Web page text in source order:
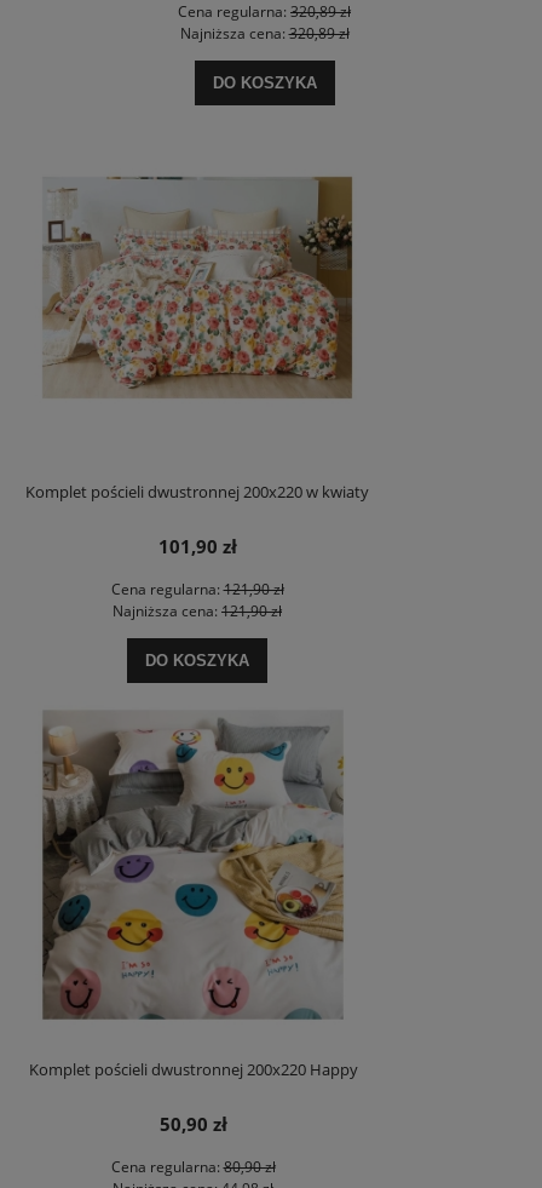
Cena regularna: 320,89 zł
Najniższa cena:320,89 zł
DO KOSZYKA
Komplet pościeli dwustronnej 200x220 w kwiaty
101,90 zł
Cena regularna:121,90 zł
Najniższa cena: 121,90 zł
DO KOSZYKA
Komplet pościeli dwustronnej 200x220 Happy
50,90 zł
Cena regularna:80,90 zł